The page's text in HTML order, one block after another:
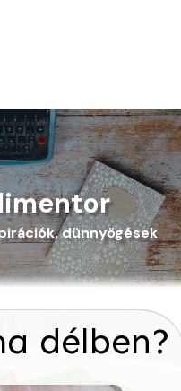
dünnyögések
délben?